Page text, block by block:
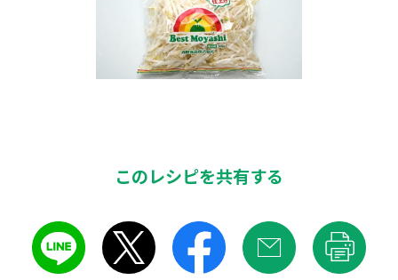
このレシピを共有する